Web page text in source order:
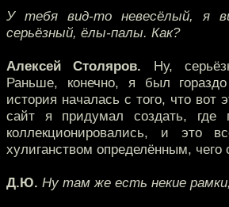
У тебя вид-то невесёлый, я
серьёзный, ёлы-палы. Как?
Алексей Столяров. Ну,
Раньше, конечно, я был
история началась с того, что вот
сайт я придумал создать, где
коллекционировались, и это
хулиганством определённым, чего
Д.Ю. Ну там же есть некие